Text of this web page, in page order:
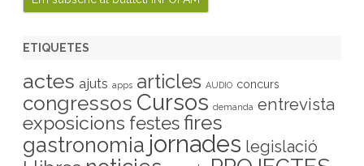
ETIQUETES
actes ajuts apps articles AUDIO concurs
congressos Cursos demanda entrevista
exposicions festesfires
gastronomia jornades legislació